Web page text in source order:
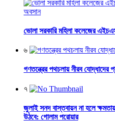
ভোলা সরকারি মহিলা কলেজের
৬
গণতন্ত্রের পথচলায় নীরব যোদ্ধাদের
৭
জুলাই সনদ বাস্তবায়ন না হলে
উঠবে: গোলাম পরোয়ার